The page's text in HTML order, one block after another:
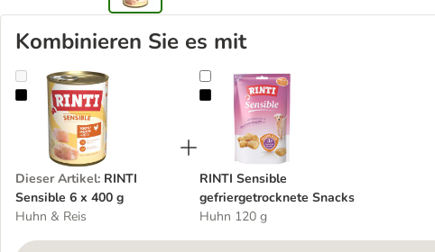
Kombinieren Sie es mit
RINTI Sensible 6 x 400 g
Dieser Artikel: RINTI
Sensible 6 x 400 g
Huhn & Reis
RINTI Sensible gefriergetrocknete Snacks
RINTI Sensible
gefriergetrocknete Snacks
Huhn 120 g